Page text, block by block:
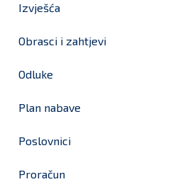
Izvješća
Obrasci i zahtjevi
Odluke
Plan nabave
Poslovnici
Proračun